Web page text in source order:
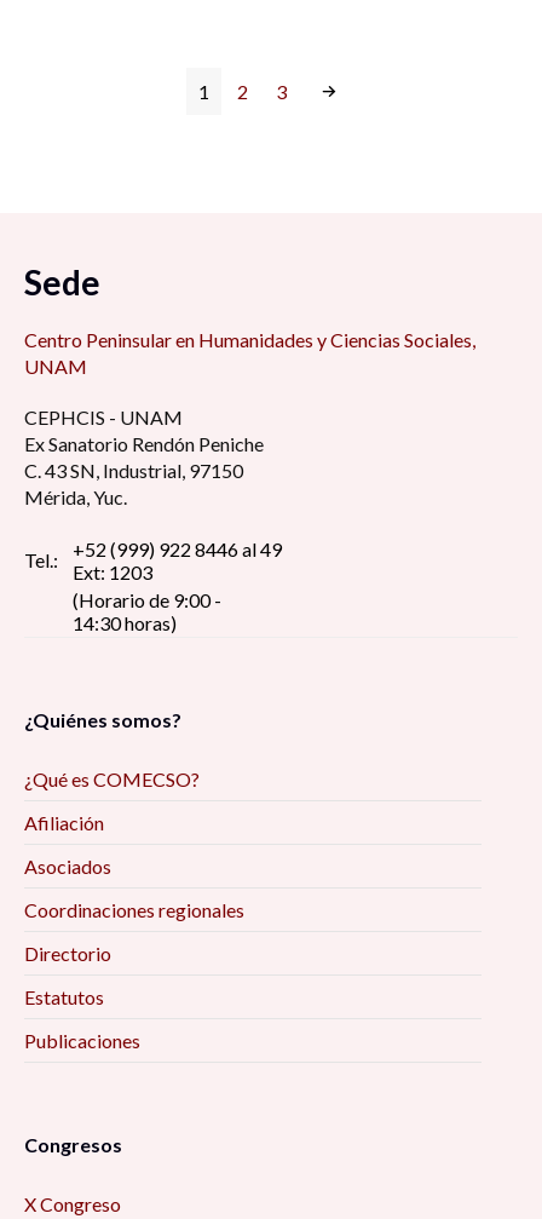
1 2 3
Sede
Centro Peninsular en Humanidades y Ciencias Sociales,
UNAM
CEPHCIS - UNAM
Ex Sanatorio Rendón Peniche
C. 43 SN, Industrial, 97150
Mérida, Yuc.
Tel.:
+52 (999) 922 8446 al 49
Ext: 1203
(Horario de 9:00 -
14:30 horas)
¿Quiénes somos?
¿Qué es COMECSO?
Afiliación
Asociados
Coordinaciones regionales
Directorio
Estatutos
Publicaciones
Congresos
X Congreso